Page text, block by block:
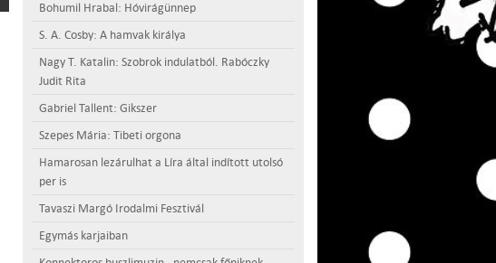
Bohumil Hrabal: Hóvirágünnep
S. A. Cosby: A hamvak királya
Nagy T. Katalin: Szobrok indulatból. Rabóczky
Judit Rita
Gabriel Tallent: Gikszer
Szepes Mária: Tibeti orgona
Hamarosan lezárulhat a Líra által indított utolsó
per is
Tavaszi Margó Irodalmi Fesztivál
Egymás karjaiban